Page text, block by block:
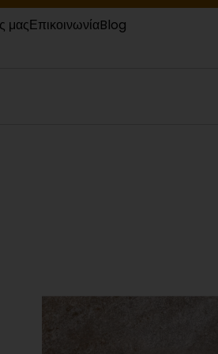
μαςΕπικοινωνίαBlog